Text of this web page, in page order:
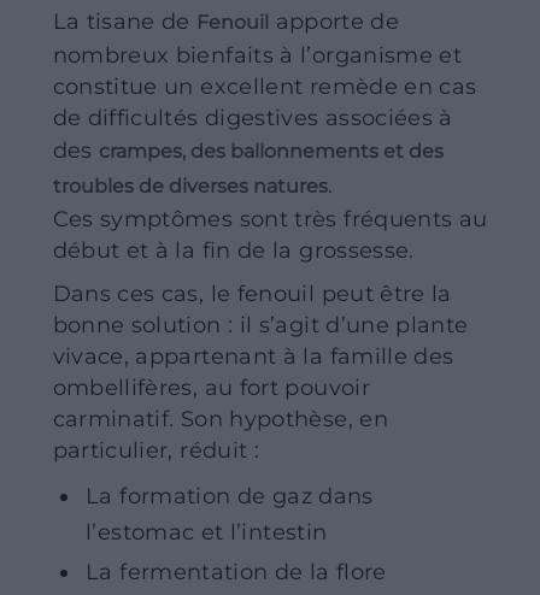
La tisane de Fenouil apporte de
nombreux bienfaits à l’organisme et
constitue un excellent remède en cas
de difficultés digestives associées à
des crampes, des ballonnements et des
troubles de diverses natures.
Ces symptômes sont très fréquents au
début et à la fin de la grossesse.
Dans ces cas, le fenouil peut être la
bonne solution : il s’agit d’une plante
vivace, appartenant à la famille des
ombellifères, au fort pouvoir
carminatif. Son hypothèse, en
particulier, réduit :
La formation de gaz dans
l’estomac et l’intestin
La fermentation de la flore